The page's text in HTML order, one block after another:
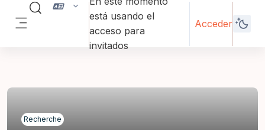
Salta al contenido principal
Panel lateral
Selector de búsqueda de entrada
está usando el
acceso para
invitados
Acceder
Recherche